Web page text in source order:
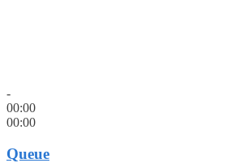
-
00:00
00:00
Queue